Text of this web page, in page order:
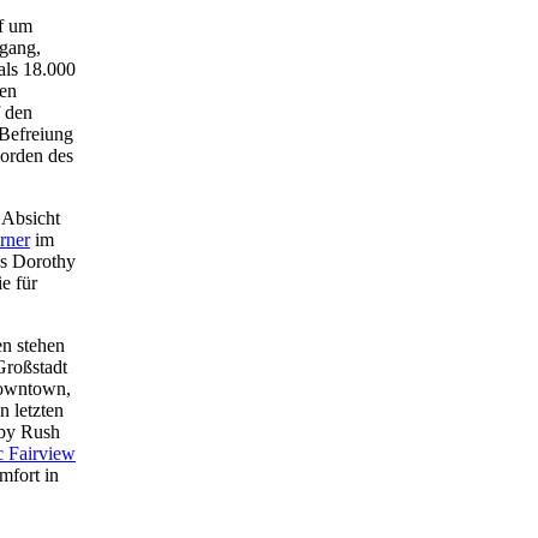
um
18.000
des
im
Dorothy
für
stehen
letzten
Rush
Fairview
in